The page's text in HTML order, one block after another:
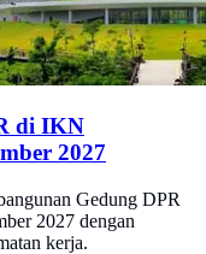
di IKN
2027
Gedung DPR
2027 dengan
kerja.